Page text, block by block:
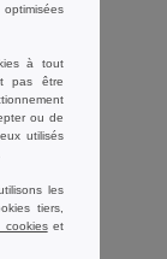
à tout
pas être
ou de
utilisés
les
tiers,
cookieset